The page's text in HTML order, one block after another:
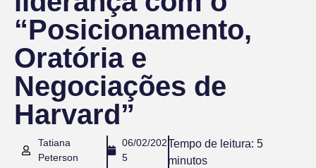
“Posicionamento,
Oratória e
Negociações de
Harvard”
Tatiana
Peterson
06/02/202
5
Tempo de leitura: 5
minutos